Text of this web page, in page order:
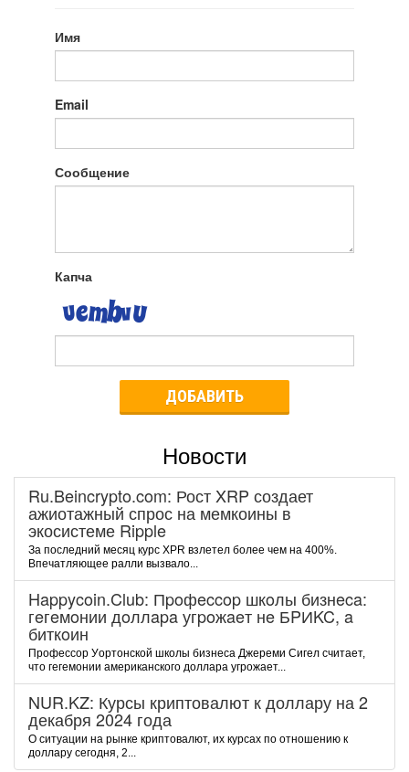
Имя
Email
Сообщение
Капча
ДОБАВИТЬ
Новости
Ru.Beincrypto.com: Рост XRP создает
ажиотажный спрос на мемкоины в
экосистеме Ripple
За последний месяц курс XPR взлетел более чем на 400%.
Впечатляющее ралли вызвало...
Happycoin.Club: Пpoфeccop шкoлы бизнeca:
гeгeмoнии дoллapa угpoжaeт нe БPИKC, a
биткoин
Пpoфeccop Уopтoнcкoй шкoлы бизнeca Джepeми Cигeл cчитaeт,
чтo гeгeмoнии aмepикaнcкoгo дoллapa угpoжaeт...
NUR.KZ: Курсы криптовалют к доллару на 2
декабря 2024 года
О ситуации на рынке криптовалют, их курсах по отношению к
доллару сегодня, 2...